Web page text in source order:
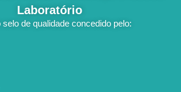
Laboratório
selo de qualidade concedido pelo: